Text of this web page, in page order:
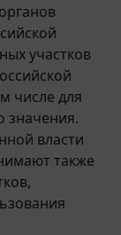
участков
числе для
значения.
власти
также